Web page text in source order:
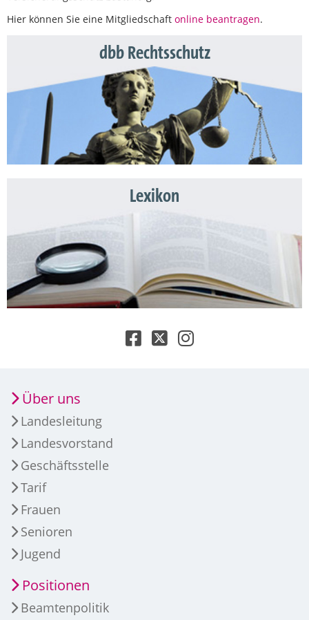
Hier können Sie eine Mitgliedschaft online beantragen.
dbb Rechtsschutz
Lexikon
Über uns
Landesleitung
Landesvorstand
Geschäftsstelle
Tarif
Frauen
Senioren
Jugend
Positionen
Beamtenpolitik